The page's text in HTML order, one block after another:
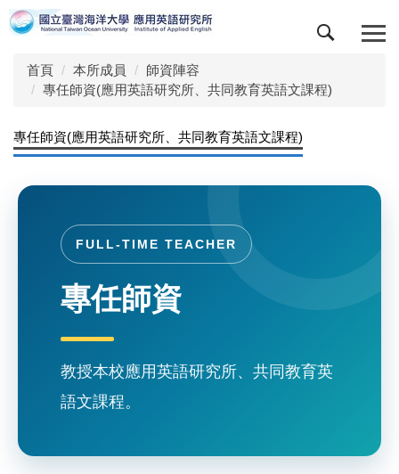
跳
到
區
首頁 本所成員
師資陣容
專任師資(應用英語研究所、共同教育英語文課程)
專任師資(應用英語研究所、共同教育英語文課程)
FULL-TIME TEACHER
專任師資
教授本校應用英語研究所、共同教育英
語文課程。